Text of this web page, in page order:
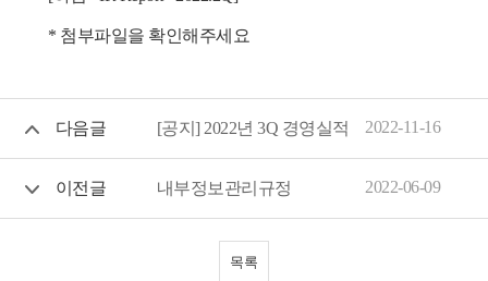
* 첨부파일을 확인해주세요
다음글 [공지] 2022년 3Q 경영실적 2022-11-16
이전글 내부정보관리규정 2022-06-09
목록